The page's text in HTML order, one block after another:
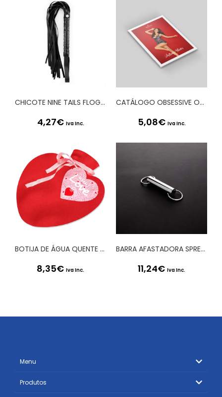
CHICOTE NINE TAILS FLOGGY CRUSHIOUS
4,27€ Iva Inc.
CATÁLOGO OBSESSIVE OUTONO INVERNO 2020
5,08€ Iva Inc.
BOTIJA DE ÁGUA QUENTE HEARTWARMING
8,35€ Iva Inc.
BARRA AFASTADORA SPREADER TRUSS BAR 4 STEEL
11,24€ Iva Inc.
Menu
Produtos